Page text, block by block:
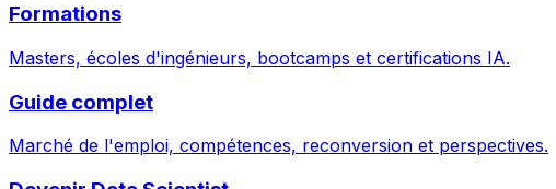
Formations
Masters, écoles d'ingénieurs, bootcamps et certifications IA.
Guide complet
Marché de l'emploi, compétences, reconversion et perspectives.